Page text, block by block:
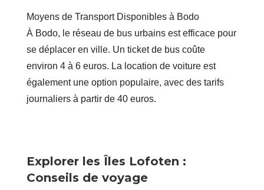
Moyens de Transport Disponibles à Bodo
À Bodo, le réseau de bus urbains est efficace pour
se déplacer en ville. Un ticket de bus coûte
environ 4 à 6 euros. La location de voiture est
également une option populaire, avec des tarifs
journaliers à partir de 40 euros.
Explorer les Îles Lofoten :
Conseils de voyage